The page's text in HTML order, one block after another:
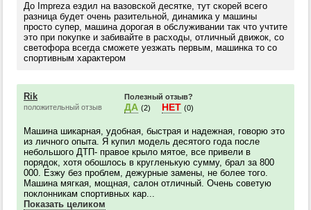
До Impreza ездил на вазовской десятке, тут скорей всего
разница будет очень разительной, динамика у машины
просто супер, машина дорогая в обслуживании так что учтите
это при покупке и забивайте в расходы, отличный движок, со
светофора всегда сможете уезжать первым, машинка то со
спортивным характером
Rik
положительный отзыв
Полезный отзыв?
ДА (2) НЕТ (0)
Машина шикарная, удобная, быстрая и надежная, говорю это
из личного опыта. Я купил модель десятого года после
небольшого ДТП- правое крыло мятое, все привели в
порядок, хотя обошлось в кругленькую сумму, брал за 800
000. Езжу без проблем, дежурные замены, не более того.
Машина мягкая, мощная, салон отличный. Очень советую
поклонникам спортивных кар...
Показать целиком